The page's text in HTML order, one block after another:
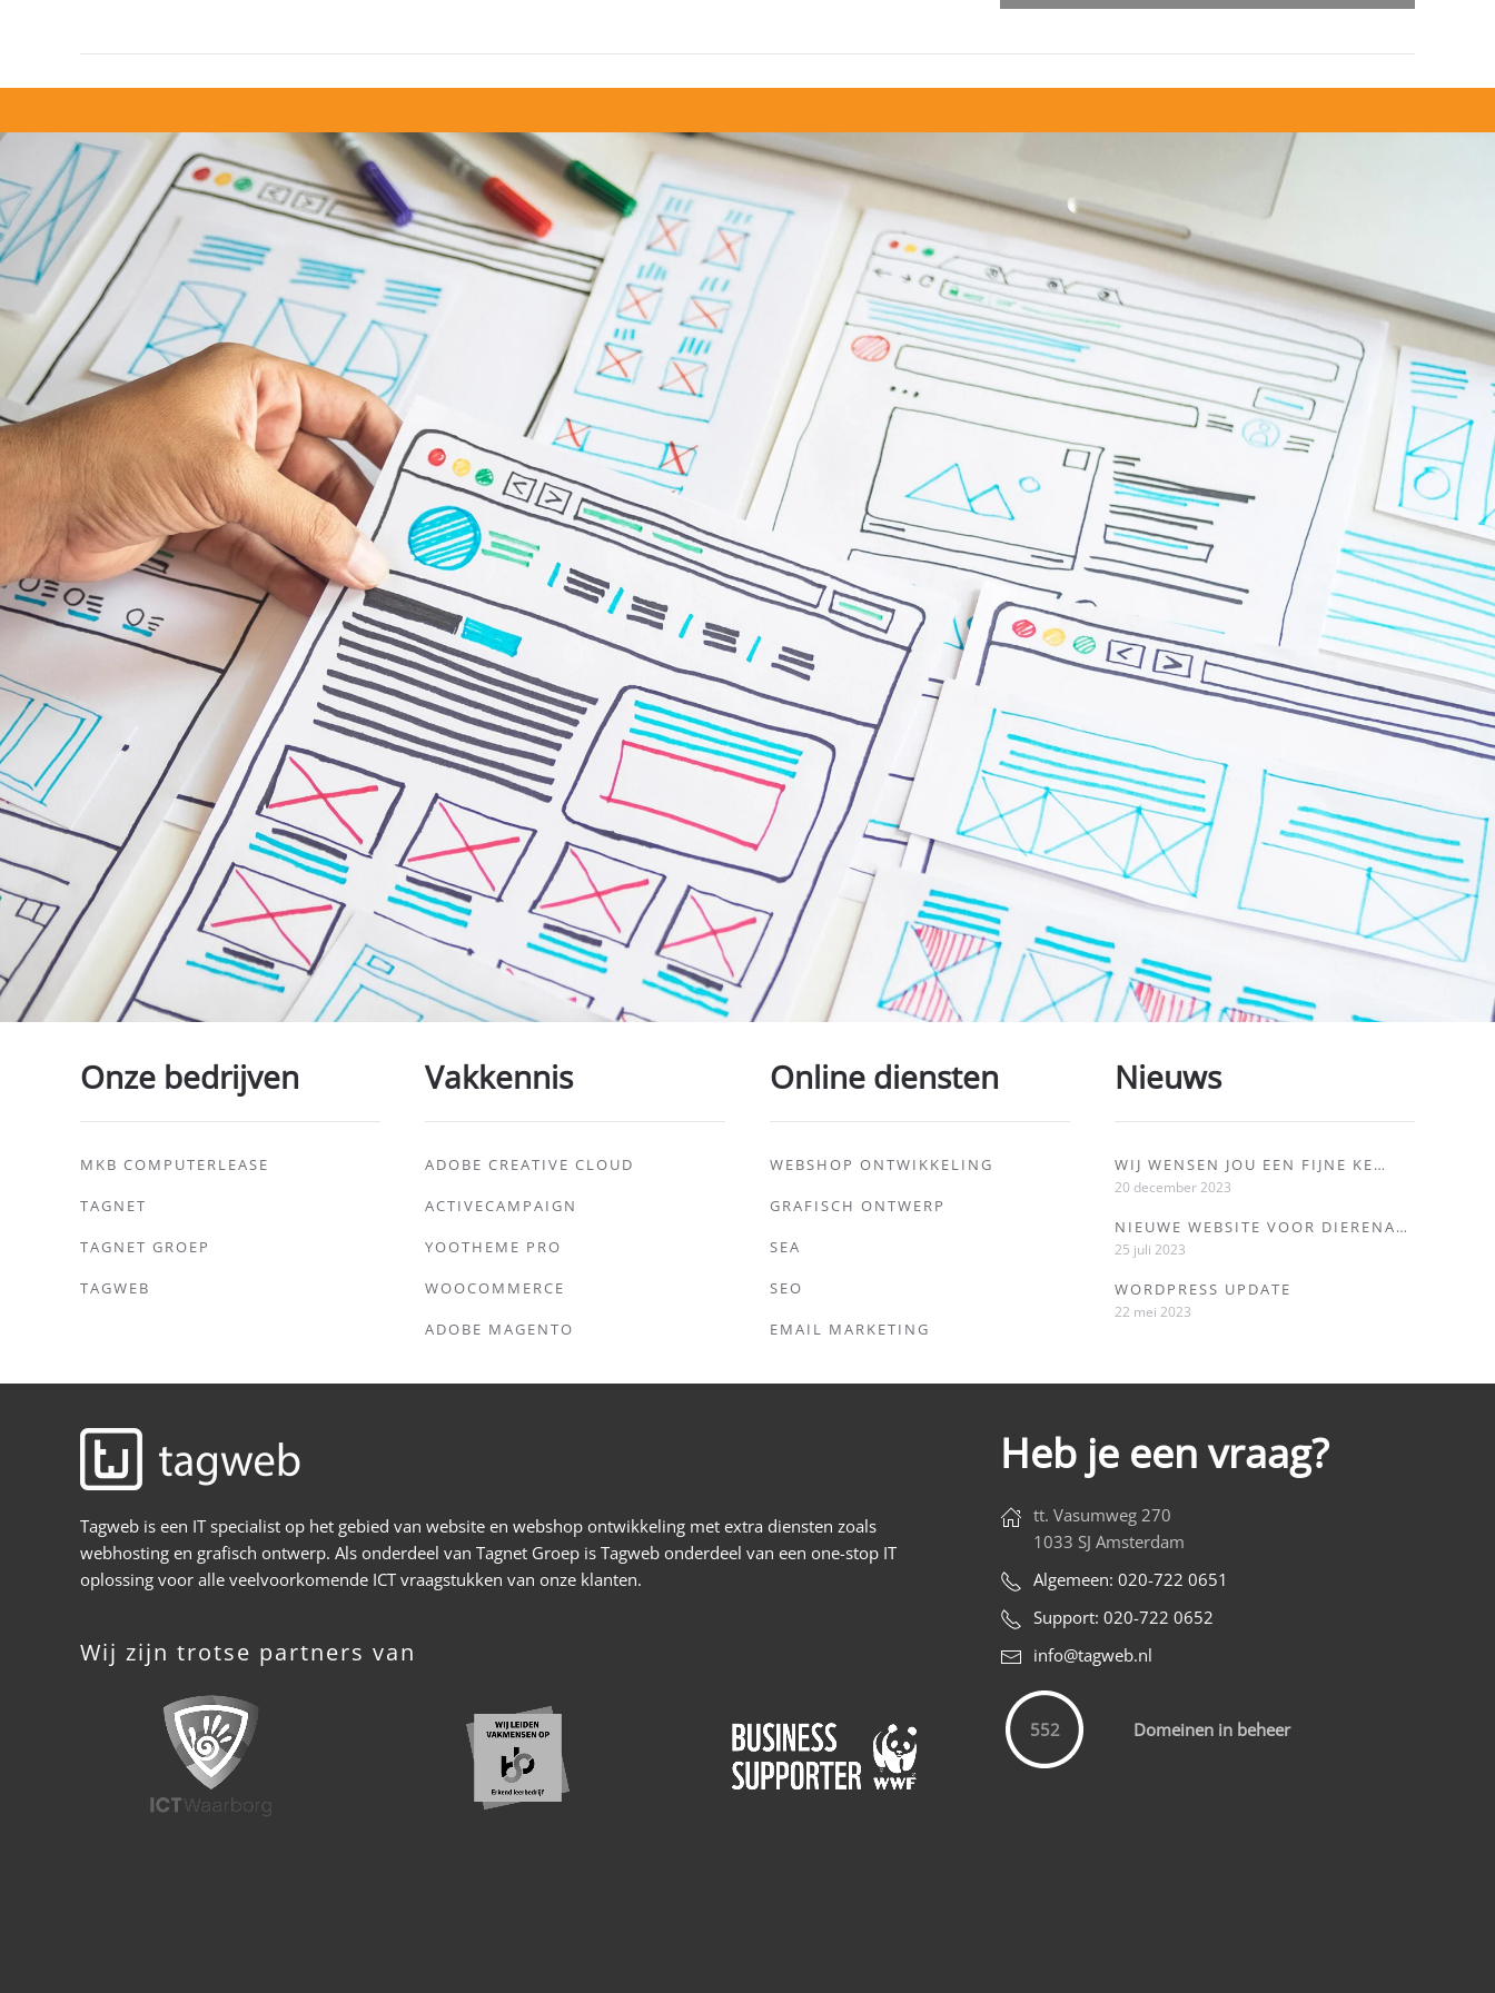
Onze bedrijven
MKB COMPUTERLEASE
TAGNET
TAGNET GROEP
TAGWEB
Vakkennis
ADOBE CREATIVE CLOUD
ACTIVECAMPAIGN
YOOTHEME PRO
WOOCOMMERCE
ADOBE MAGENTO
Online diensten
WEBSHOP ONTWIKKELING
GRAFISCH ONTWERP
SEA
SEO
EMAIL MARKETING
Nieuws
WIJ WENSEN JOU EEN FIJNE KE…
20 december 2023
NIEUWE WEBSITE VOOR DIERENA…
25 juli 2023
WORDPRESS UPDATE
22 mei 2023
Tagweb is een IT specialist op het gebied van website en webshop ontwikkeling met extra diensten zoals
webhosting en grafisch ontwerp. Als onderdeel van Tagnet Groep is Tagweb onderdeel van een one-stop IT
oplossing voor alle veelvoorkomende ICT vraagstukken van onze klanten.
Wij zijn trotse partners van
Heb je een vraag?
tt. Vasumweg 270
1033 SJ Amsterdam
Algemeen: 020-722 0651
Support: 020-722 0652
info@tagweb.nl
552 Domeinen in beheer